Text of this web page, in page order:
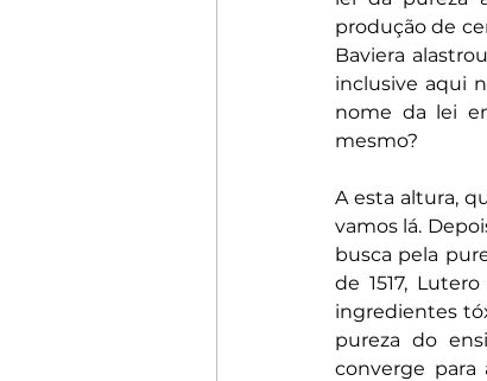
produção de
Baviera
inclusive aqui
nome da lei
mesmo?
A esta altura,
vamos lá.
busca pela
de 1517,
ingredientes
pureza do
converge para